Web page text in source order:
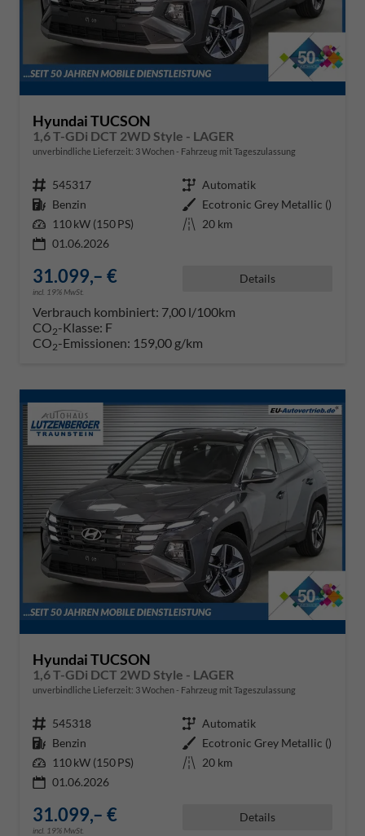
Hyundai TUCSON
1,6 T-GDi DCT 2WD Style - LAGER
unverbindliche Lieferzeit: 3 Wochen Fahrzeug mit Tageszulassung
Fahrzeugnr. 545317 Getriebe Automatik
Kraftstoff Benzin Außenfarbe Ecotronic Grey Metallic ()
Leistung 110 kW (150 PS) Kilometerstand 20 km
01.06.2026
31.099,– €
incl. 19% MwSt.
Details
Verbrauch kombiniert: 7,00 l/100km
CO2-Klasse: F
CO2-Emissionen: 159,00 g/km
Hyundai TUCSON
1,6 T-GDi DCT 2WD Style - LAGER
unverbindliche Lieferzeit: 3 Wochen Fahrzeug mit Tageszulassung
Fahrzeugnr. 545318 Getriebe Automatik
Kraftstoff Benzin Außenfarbe Ecotronic Grey Metallic ()
Leistung 110 kW (150 PS) Kilometerstand 20 km
01.06.2026
31.099,– €
incl. 19% MwSt.
Details